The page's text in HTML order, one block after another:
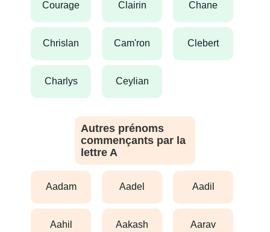
courage clairin chane
chrislan cam'ron clebert
charlys ceylian
Autres prénoms
commençants par la
lettre A
aadam aadel aadil
aahil aakash aarav